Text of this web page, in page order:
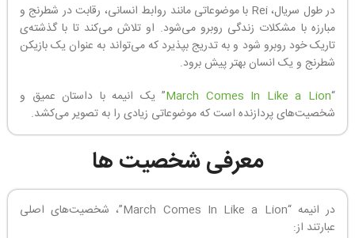
در طول سریال، Rei با موضوعاتی مانند روابط انسانی، رقابت در شطرنج و
مبارزه با مشکلات زندگی روبرو می‌شود. او تلاش می‌کند تا با گذشته‌ی
تاریک خود روبرو شود و به تدریج بپذیرد که می‌تواند به عنوان یک بازیکن
شطرنج و یک انسان بهتر پیش برود.
“
March Comes In Like a Lion” یک انیمه با داستان عمیق و
شخصیت‌های پردازنده است که موضوعاتی زیادی را به تصویر می‌کشد.
معرفی شخصیت ها
در انیمه “March Comes In Like a Lion”، شخصیت‌های اصلی
عبارتند از: